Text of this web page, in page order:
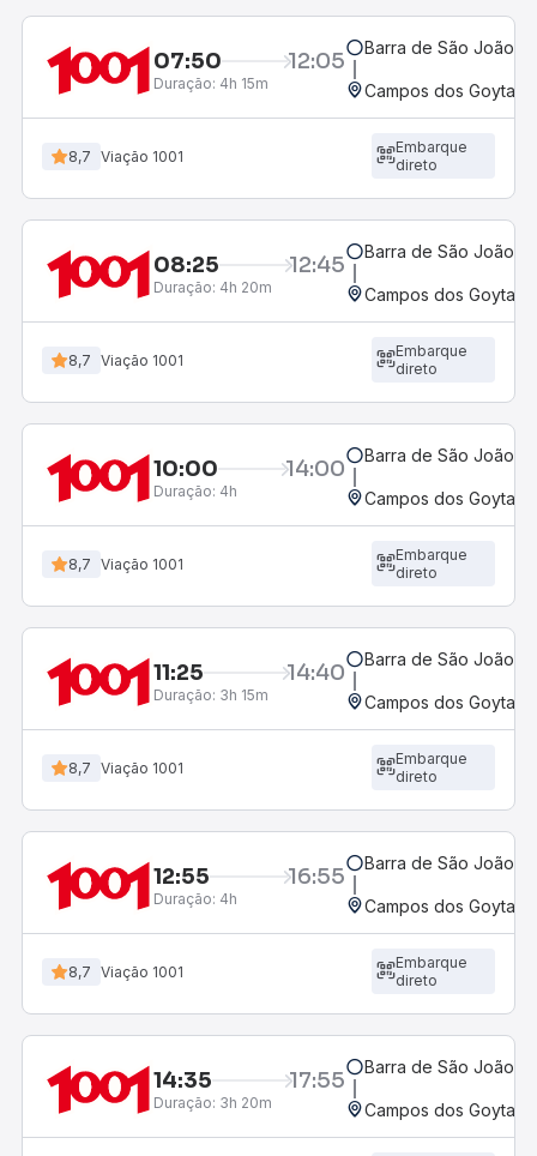
07:50 12:05
Duração: 4h 15m
Barra de São João,
Campos dos
8,7 Viação 1001
Embarque
direto
08:25 12:45
Duração: 4h 20m
Barra de São João,
Campos dos
8,7 Viação 1001
Embarque
direto
10:00 14:00
Duração: 4h
Barra de São João,
Campos dos
8,7 Viação 1001
Embarque
direto
11:25 14:40
Duração: 3h 15m
Barra de São João,
Campos dos
8,7 Viação 1001
Embarque
direto
12:55 16:55
Duração: 4h
Barra de São João,
Campos dos
8,7 Viação 1001
Embarque
direto
14:35 17:55
Duração: 3h 20m
Barra de São João,
Campos dos